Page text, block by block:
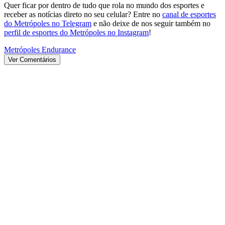
Quer ficar por dentro de tudo que rola no mundo dos esportes e
receber as notícias direto no seu celular? Entre no canal de esportes
do Metrópoles no Telegram e não deixe de nos seguir também no
perfil de esportes do Metrópoles no Instagram!
Metrópoles Endurance
Ver Comentários